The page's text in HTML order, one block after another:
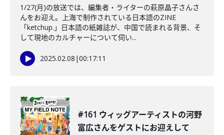
1/27(月)の放送では、編集者・ライターの萩原晶子さんさ
んをお迎え。上海で制作されている日本語のZINE
「ketchup.」日本語の紙雑誌が、中国で読まれる背景、そ
して現地のカルチャーについて伺い...
2025.02.08 |00:17:11
#161 ウィッグアーティストの河野
富広さんをゲストにお迎えして